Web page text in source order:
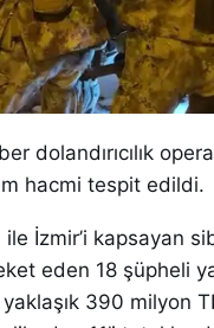
dolandırıcılık
hacmi tespit edildi.
İzmir’i kapsayan
eden 18 şüpheli
390 milyon